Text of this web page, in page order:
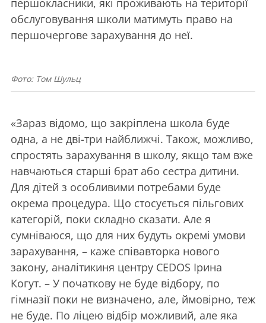
першокласники, які проживають на території
обслуговування школи матимуть право на
першочергове зарахування до неї.
Фото: Том Шульц
«Зараз відомо, що закріплена школа буде
одна, а не дві-три найближчі. Також, можливо,
спростять зарахування в школу, якщо там вже
навчаються старші брат або сестра дитини.
Для дітей з особливими потребами буде
окрема процедура. Що стосується пільгових
категорій, поки складно сказати. Але я
сумніваюся, що для них будуть окремі умови
зарахування, – каже співавторка нового
закону, аналітикиня центру CEDOS Ірина
Когут. – У початкову не буде відбору, по
гімназії поки не визначено, але, ймовірно, теж
не буде. По ліцею відбір можливий, але яка